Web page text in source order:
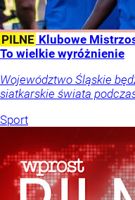
PILNE Klubowe
To wielkie wyróżnienie
Województwo Śląskie
siatkarskie świata
Sport